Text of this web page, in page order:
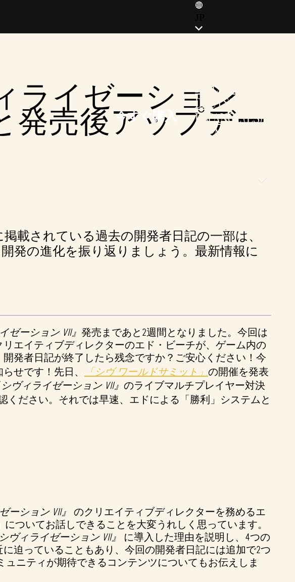
今すぐ購入
ITALIANO (IT)
DEUTSCH (DE)
ESPAÑOL (ES)
ESPAÑOL (MX)
ライゼーション
発売後アップデー
載されている過去の開発者日記の一部は、
発の進化を振り返りましょう。最新情報に
ゼーション VII』 発売まであと2週間となりました。今回は
エイティブディレクターのエド・ビーチが、ゲーム内の
発者日記が終了したら残念ですか？ご安心ください！今
せです！先日、
「シヴ ワールドサミット」 の開催を発表
ヴィライゼーション VII』 のライブマルチプレイヤー対決
ください。それでは早速、エドによる「勝利」システムと
ーション VII』 のクリエイティブディレクターを務めるエ
についてお話しできることを大変うれしく思っています。
ヴィライゼーション VII』
に導入した理由を説明し、4つの
迫っていることもあり、今回の開発者日記には追加で2つ
ュニティが期待できるコンテンツについてもお伝えしま